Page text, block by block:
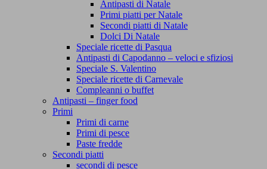
Antipasti di Natale
Primi piatti per Natale
Secondi piatti di Natale
Dolci Di Natale
Speciale ricette di Pasqua
Antipasti di Capodanno – veloci e sfiziosi
Speciale S. Valentino
Speciale ricette di Carnevale
Compleanni o buffet
Antipasti – finger food
Primi
Primi di carne
Primi di pesce
Paste fredde
Secondi piatti
secondi di pesce